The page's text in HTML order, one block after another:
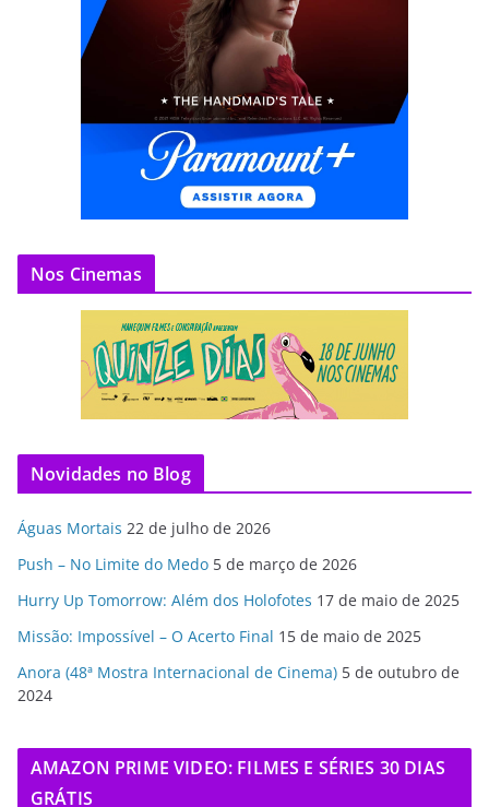
Nos Cinemas
Novidades no Blog
Águas Mortais 22 de julho de 2026
Push – No Limite do Medo 5 de março de 2026
Hurry Up Tomorrow: Além dos Holofotes 17 de maio de 2025
Missão: Impossível – O Acerto Final 15 de maio de 2025
Anora (48ª Mostra Internacional de Cinema) 5 de outubro de
2024
AMAZON PRIME VIDEO: FILMES E SÉRIES 30 DIAS
GRÁTIS